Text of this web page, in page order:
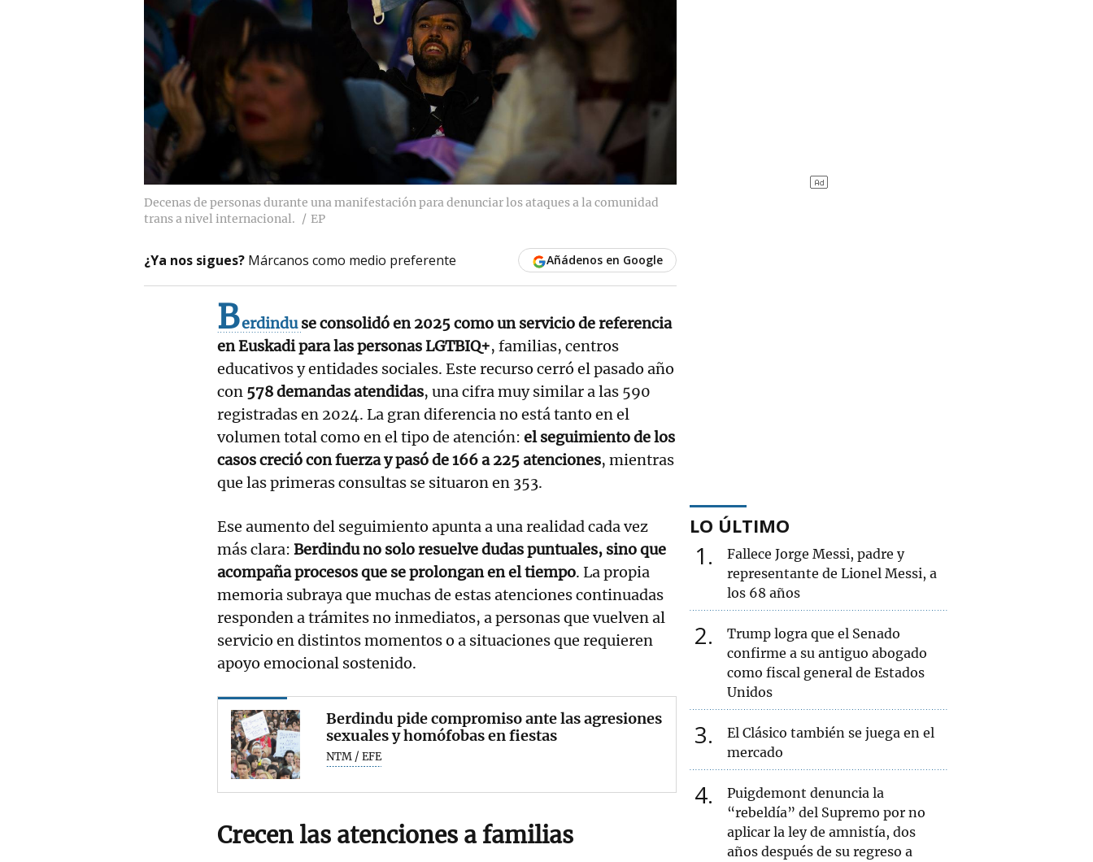
Decenas de personas durante una manifestación para denunciar los ataques a la comunidad
trans a nivel internacional.
EP
¿Ya nos sigues? Márcanos como medio preferente Añádenos en Google
Berdinduse consolidó en 2025 como un servicio de referencia
en Euskadi para las personas LGTBIQ+, familias, centros
educativos y entidades sociales. Este recurso cerró el pasado año
con 578 demandas atendidas, una cifra muy similar a las 590
registradas en 2024. La gran diferencia no está tanto en el
volumen total como en el tipo de atención: el seguimiento de los
casos creció con fuerza y pasó de 166 a 225 atenciones, mientras
que las primeras consultas se situaron en 353.
Ese aumento del seguimiento apunta a una realidad cada vez
más clara: Berdindu no solo resuelve dudas puntuales, sino que
acompaña procesos que se prolongan en el tiempo. La propia
memoria subraya que muchas de estas atenciones continuadas
responden a trámites no inmediatos, a personas que vuelven al
servicio en distintos momentos o a situaciones que requieren
apoyo emocional sostenido.
Berdindu pide compromiso ante las agresiones
sexuales y homófobas en fiestas
NTM / EFE
Crecen las atenciones a familias
LO ÚLTIMO
1
Fallece Jorge Messi, padre y
representante de Lionel Messi, a
los 68 años
2
Trump logra que el Senado
confirme a su antiguo abogado
como fiscal general de Estados
Unidos
3
El Clásico también se juega en el
mercado
4
Puigdemont denuncia la
“rebeldía” del Supremo por no
aplicar la ley de amnistía, dos
años después de su regreso a